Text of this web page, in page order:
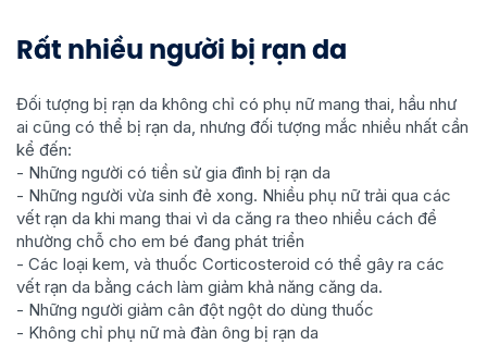
Rất nhiều người bị rạn da
Đối tượng bị rạn da không chỉ có phụ nữ mang thai, hầu như
ai cũng có thể bị rạn da, nhưng đối tượng mắc nhiều nhất cần
kể đến:
- Những người có tiền sử gia đình bị rạn da
- Những người vừa sinh đẻ xong. Nhiều phụ nữ trải qua các
vết rạn da khi mang thai vì da căng ra theo nhiều cách để
nhường chỗ cho em bé đang phát triển
- Các loại kem, và thuốc Corticosteroid có thể gây ra các
vết rạn da bằng cách làm giảm khả năng căng da.
- Những người giảm cân đột ngột do dùng thuốc
- Không chỉ phụ nữ mà đàn ông bị rạn da